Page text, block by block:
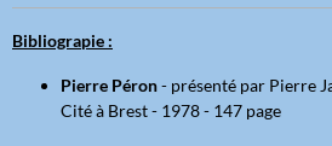
Bibliograpie :
Pierre Péron- présenté par Pierre
Cité à Brest - 1978 - 147 page